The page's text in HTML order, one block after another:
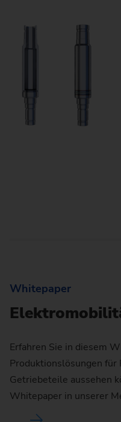
Whitepaper
Erfahren Sie in diesem
Produktionslösungen für
Getriebeteile aussehen
Whitepaper in unserer